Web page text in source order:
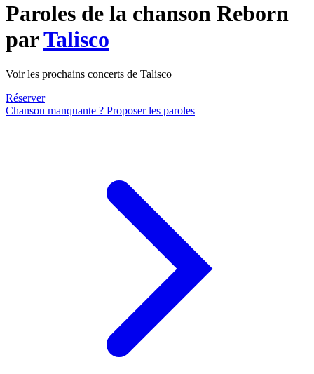
Paroles de la chanson Reborn
parTalisco
Voir les prochains concerts de Talisco
Réserver
Chanson manquante ? Proposer les paroles